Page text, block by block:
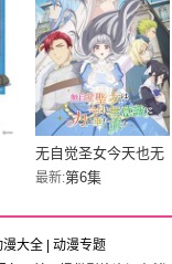
无自觉圣女今天也无
意识地释放力量
最新:第6集
漫大全
动漫专题